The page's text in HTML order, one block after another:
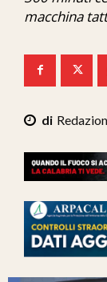
We Calabria
macchina